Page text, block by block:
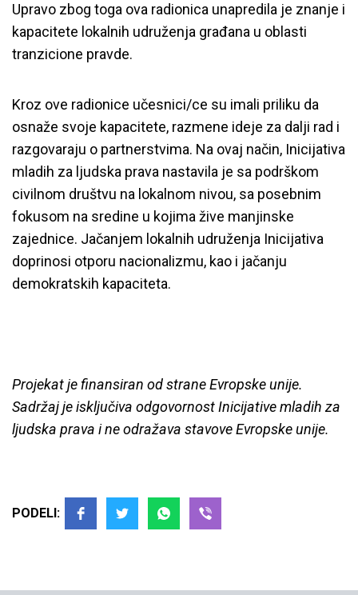
Upravo zbog toga ova radionica unapredila je znanje i
kapacitete lokalnih udruženja građana u oblasti
tranzicione pravde.
Kroz ove radionice učesnici/ce su imali priliku da
osnaže svoje kapacitete, razmene ideje za dalji rad i
razgovaraju o partnerstvima. Na ovaj način, Inicijativa
mladih za ljudska prava nastavila je sa podrškom
civilnom društvu na lokalnom nivou, sa posebnim
fokusom na sredine u kojima žive manjinske
zajednice. Jačanjem lokalnih udruženja Inicijativa
doprinosi otporu nacionalizmu, kao i jačanju
demokratskih kapaciteta.
Projekat je finansiran od strane Evropske unije.
Sadržaj je isključiva odgovornost Inicijative mladih za
ljudska prava i ne odražava stavove Evropske unije.
PODELI: